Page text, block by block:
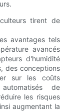
tirent de
avantages tels
avancés
d'humidité
des conceptions
sur les coûts
de
les risques
augmentant la